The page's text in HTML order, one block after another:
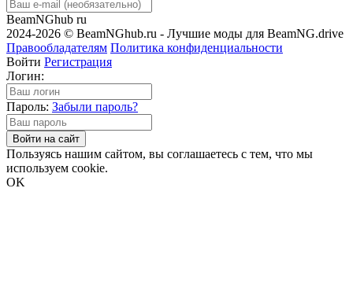
BeamNGhub ru
2024-2026 © BeamNGhub.ru - Лучшие моды для BeamNG.drive
Правообладателям Политика конфиденциальности
Войти Регистрация
Логин:
Пароль: Забыли пароль?
Войти на сайт
Пользуясь нашим сайтом, вы соглашаетесь с тем, что мы
используем cookie.
OK